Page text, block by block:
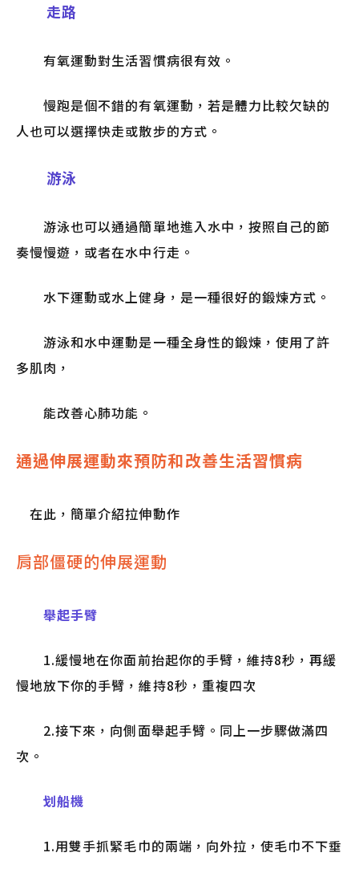
走路
有氧運動對生活習慣病很有效。
慢跑是個不錯的有氧運動，若是體力比較欠缺的
人也可以選擇快走或散步的方式。
游泳
游泳也可以通過簡單地進入水中，按照自己的節
奏慢慢遊，或者在水中行走。
水下運動或水上健身，是一種很好的鍛煉方式。
游泳和水中運動是一種全身性的鍛煉，使用了許
多肌肉，
能改善心肺功能。
通過伸展運動來預防和改善生活習慣病
在此，簡單介紹拉伸動作
肩部僵硬的伸展運動
舉起手臂
1.緩慢地在你面前抬起你的手臂，維持8秒，再緩
慢地放下你的手臂，維持8秒，重複四次
2.接下來，向側面舉起手臂。同上一步驟做滿四
次。
划船機
1.用雙手抓緊毛巾的兩端，向外拉，使毛巾不下垂